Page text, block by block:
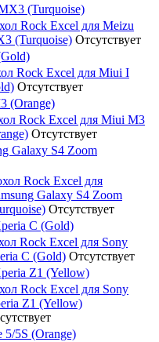
(Turquoise)
Rock Excel для Meizu
(Turquoise) Отсутствует
Rock Excel для Miui I
Отсутствует
(Orange)
Rock Excel для Miui M3
Отсутствует
Galaxy S4 Zoom
Rock Excel для
Galaxy S4 Zoom
Отсутствует
C (Gold)
Rock Excel для Sony
C (Gold) Отсутствует
Z1 (Yellow)
Rock Excel для Sony
Z1 (Yellow)
5/5S (Orange)